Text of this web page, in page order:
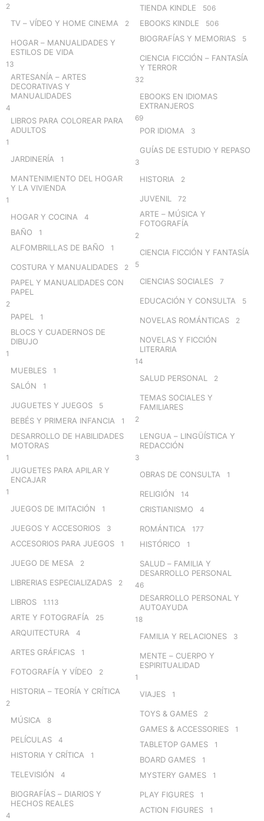
2
TV – VÍDEO Y HOME CINEMA 2
HOGAR – MANUALIDADES Y
ESTILOS DE VIDA
13
ARTESANÍA – ARTES
DECORATIVAS Y
MANUALIDADES
4
LIBROS PARA COLOREAR PARA
ADULTOS
1
JARDINERÍA 1
MANTENIMIENTO DEL HOGAR
Y LA VIVIENDA
1
HOGAR Y COCINA 4
BAÑO 1
ALFOMBRILLAS DE BAÑO 1
COSTURA Y MANUALIDADES 2
PAPEL Y MANUALIDADES CON
PAPEL
2
PAPEL 1
BLOCS Y CUADERNOS DE
DIBUJO
1
MUEBLES 1
SALÓN 1
JUGUETES Y JUEGOS 5
BEBÉS Y PRIMERA INFANCIA 1
DESARROLLO DE HABILIDADES
MOTORAS
1
JUGUETES PARA APILAR Y
ENCAJAR
1
JUEGOS DE IMITACIÓN 1
JUEGOS Y ACCESORIOS 3
ACCESORIOS PARA JUEGOS 1
JUEGO DE MESA 2
LIBRERIAS ESPECIALIZADAS 2
LIBROS 1.113
ARTE Y FOTOGRAFÍA 25
ARQUITECTURA 4
ARTES GRÁFICAS 1
FOTOGRAFÍA Y VÍDEO 2
HISTORIA – TEORÍA Y CRÍTICA
2
MÚSICA 8
PELÍCULAS 4
HISTORIA Y CRÍTICA 1
TELEVISIÓN 4
BIOGRAFÍAS – DIARIOS Y
HECHOS REALES
4
TIENDA KINDLE 506
EBOOKS KINDLE 506
BIOGRAFÍAS Y MEMORIAS 5
CIENCIA FICCIÓN – FANTASÍA
Y TERROR
32
EBOOKS EN IDIOMAS
EXTRANJEROS
69
POR IDIOMA 3
GUÍAS DE ESTUDIO Y REPASO
3
HISTORIA 2
JUVENIL 72
ARTE – MÚSICA Y
FOTOGRAFÍA
2
CIENCIA FICCIÓN Y FANTASÍA
5
CIENCIAS SOCIALES 7
EDUCACIÓN Y CONSULTA 5
NOVELAS ROMÁNTICAS 2
NOVELAS Y FICCIÓN
LITERARIA
14
SALUD PERSONAL 2
TEMAS SOCIALES Y
FAMILIARES
2
LENGUA – LINGÜÍSTICA Y
REDACCIÓN
3
OBRAS DE CONSULTA 1
RELIGIÓN 14
CRISTIANISMO 4
ROMÁNTICA 177
HISTÓRICO 1
SALUD – FAMILIA Y
DESARROLLO PERSONAL
46
DESARROLLO PERSONAL Y
AUTOAYUDA
18
FAMILIA Y RELACIONES 3
MENTE – CUERPO Y
ESPIRITUALIDAD
1
VIAJES 1
TOYS & GAMES 2
GAMES & ACCESSORIES 1
TABLETOP GAMES 1
BOARD GAMES 1
MYSTERY GAMES 1
PLAY FIGURES 1
ACTION FIGURES 1